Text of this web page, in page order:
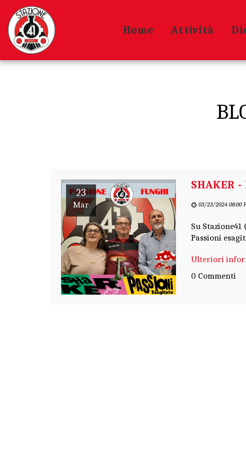
Home Attività
23
Mar
SHAKER -
03/23/2024 08:00
Su
Passioni
Ulteriori
0 Commenti